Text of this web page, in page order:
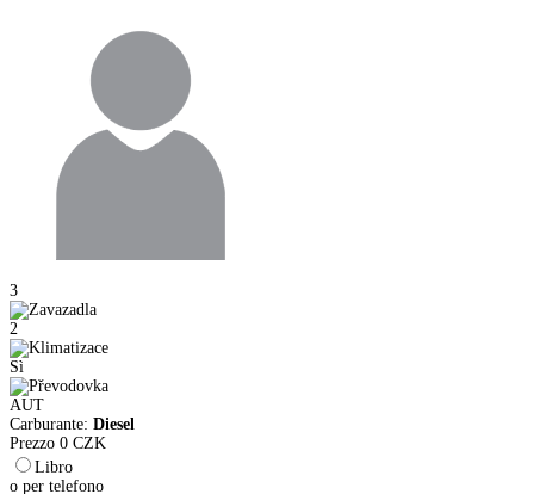
3
2
Sì
AUT
Carburante: Diesel
Prezzo 0 CZK
Libro
o per telefono